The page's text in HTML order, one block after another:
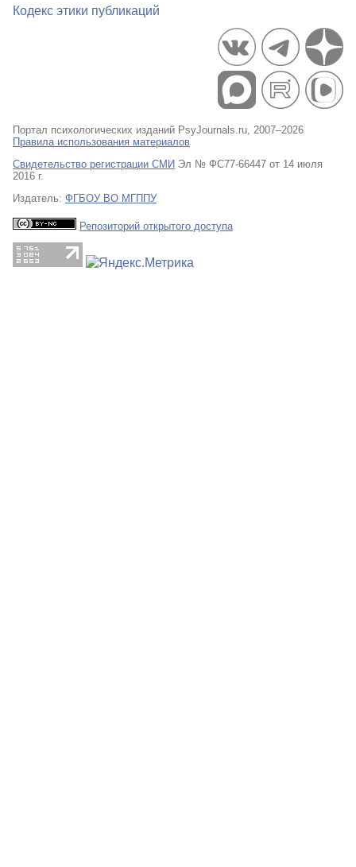
Кодекс этики публикаций
Портал психологических изданий PsyJournals.ru, 2007–2026
Правила использования материалов
Свидетельство регистрации СМИ Эл № ФС77-66447 от 14 июля
2016 г.
Издатель: ФГБОУ ВО МГППУ
Репозиторий открытого доступа